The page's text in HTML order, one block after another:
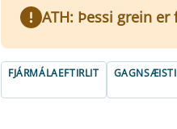
ATH: Þessi grein
FJÁRMÁLAEFTIRLIT